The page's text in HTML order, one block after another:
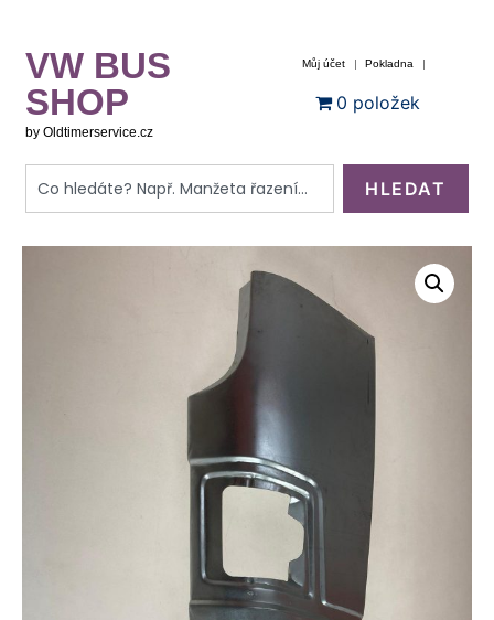
VW BUS
SHOP
by Oldtimerservice.cz
Můj účet Pokladna
0 položek
HLEDAT